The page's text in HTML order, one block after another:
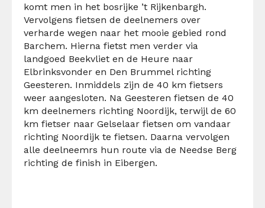
komt men in het bosrijke ’t Rijkenbargh.
Vervolgens fietsen de deelnemers over
verharde wegen naar het mooie gebied rond
Barchem. Hierna fietst men verder via
landgoed Beekvliet en de Heure naar
Elbrinksvonder en Den Brummel richting
Geesteren. Inmiddels zijn de 40 km fietsers
weer aangesloten. Na Geesteren fietsen de 40
km deelnemers richting Noordijk, terwijl de 60
km fietser naar Gelselaar fietsen om vandaar
richting Noordijk te fietsen. Daarna vervolgen
alle deelneemrs hun route via de Needse Berg
richting de finish in Eibergen.